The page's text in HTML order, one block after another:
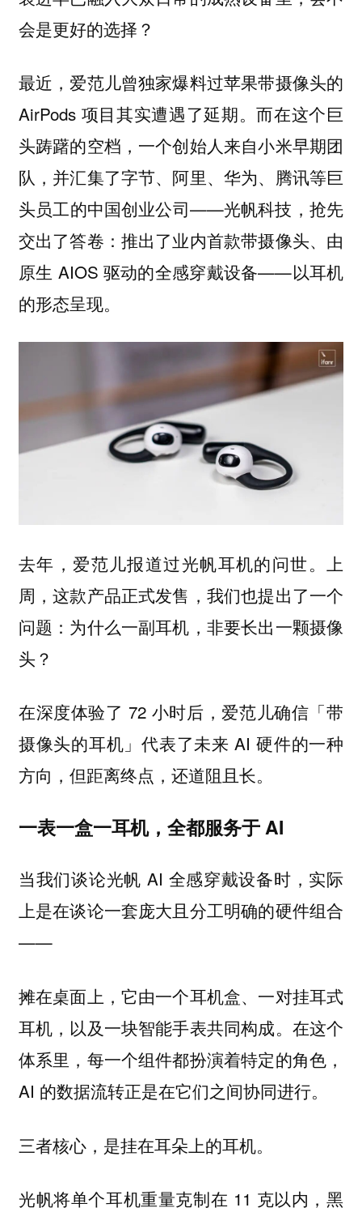
会是更好的选择？
最近，爱范儿曾独家爆料过苹果带摄像头的
AirPods 项目其实遭遇了延期。而在这个巨
头踌躇的空档，一个创始人来自小米早期团
队，并汇集了字节、阿里、华为、腾讯等巨
头员工的中国创业公司——光帆科技，抢先
交出了答卷：推出了业内首款带摄像头、由
原生 AIOS 驱动的全感穿戴设备——以耳机
的形态呈现。
去年，爱范儿报道过光帆耳机的问世。上
周，这款产品正式发售，我们也提出了一个
问题：为什么一副耳机，非要长出一颗摄像
头？
在深度体验了 72 小时后，爱范儿确信「带
摄像头的耳机」代表了未来 AI 硬件的一种
方向，但距离终点，还道阻且长。
一表一盒一耳机，全都服务于 AI
当我们谈论光帆 AI 全感穿戴设备时，实际
上是在谈论一套庞大且分工明确的硬件组合
——
摊在桌面上，它由一个耳机盒、一对挂耳式
耳机，以及一块智能手表共同构成。在这个
体系里，每一个组件都扮演着特定的角色，
AI 的数据流转正是在它们之间协同进行。
三者核心，是挂在耳朵上的耳机。
光帆将单个耳机重量克制在 11 克以内，黑